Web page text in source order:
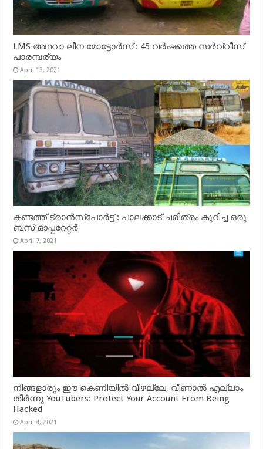
LMS അഥവാ ലീന മോട്ടോർസ് : 45 വർഷത്തെ സർവ്വീസ്
പാരമ്പര്യം
April 13, 2021
കണ്ടത്ത് ട്രാൻസ്‌പോർട്ട് : പാലക്കാട് ചരിത്രം കുറിച്ച ഒരു
ബസ് ഓപ്പറേറ്റർ
April 7, 2021
നിങ്ങളാരും ഈ കെണിയിൽ വീഴല്ലേ, വീണാൽ എല്ലാം
തീർന്നു YouTubers: Protect Your Account From Being
Hacked
April 4, 2021